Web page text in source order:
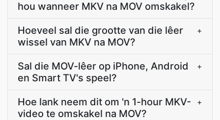
hou wanneer MKV na MOV omskakel?
Hoeveel sal die grootte van die lêer
wissel van MKV na MOV?
+
Sal die MOV-lêer op iPhone, Android
en Smart TV's speel?
+
Hoe lank neem dit om 'n 1-hour MKV-
video te omskakel na MOV?
+